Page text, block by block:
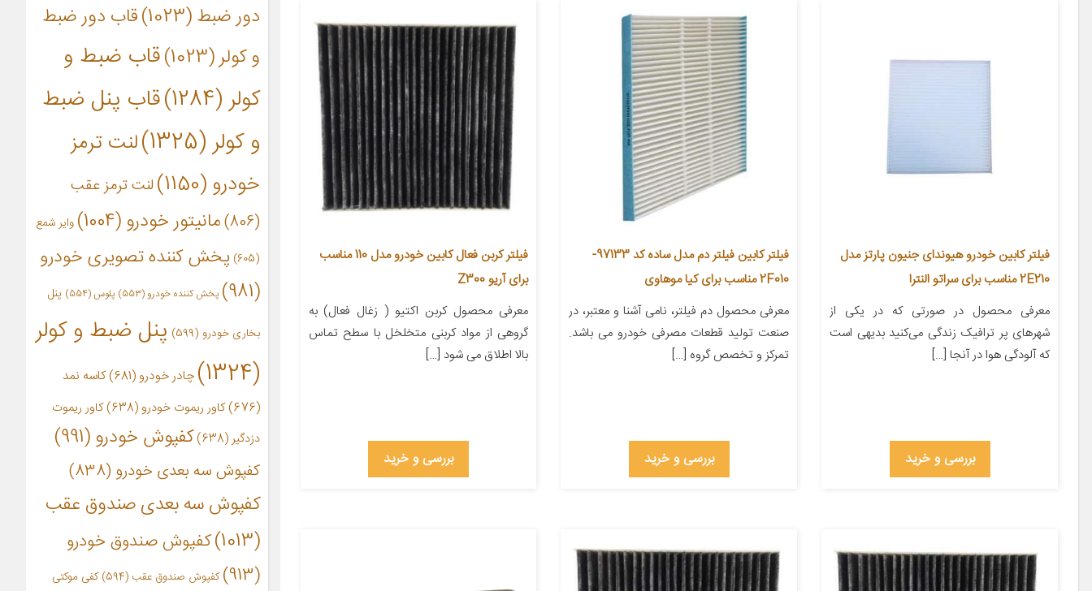
فیلتر کابین خودرو هیوندای جنیون پارتز مدل
2E210 مناسب برای سراتو النترا
معرفی محصول در صورتی که در یکی از
شهر‌های پر ترافیک زندگی می‌کنید بدیهی است
که آلودگی هوا در آنجا […]
بررسی و خرید
فیلتر کابین فیلتر دم مدل ساده کد 97133-
2F010 مناسب برای کیا موهاوی
معرفی محصول دم فیلتر، نامی آشنا و معتبر، در
صنعت تولید قطعات مصرفی خودرو می باشد.
تمرکز و تخصص گروه […]
بررسی و خرید
فیلتر کربن فعال کابین خودرو مدل 110 مناسب
برای آریو Z300
معرفی محصول کربن اکتیو ( زغال فعال) به
گروهی از مواد کربنی متخلخل با سطح تماس
بالا اطلاق می شود […]
بررسی و خرید
دور ضبط(1023)
قاب دور ضبط
و کولر(1023)
قاب ضبط و
کولر(1284)
قاب پنل ضبط
و کولر(1325)
لنت ترمز
خودرو(1150)
لنت ترمز عقب
(806)
مانیتور خودرو(1004)
وایر شمع
(605)
پخش کننده تصویری خودرو
(981)
پخش کننده خودرو(553) پلوس(554) پنل
بخاری خودرو (599)
پنل ضبط و کولر
(1324)
چادر خودرو (681)
کاسه نمد
(676)
کاور ریموت خودرو(638)
کاور ریموت
دزدگیر(638) کفپوش خودرو(991)
کفپوش سه بعدی خودرو (838)
کفپوش سه بعدی صندوق عقب
(1013)
کفپوش صندوق خودرو
(913)
کفپوش صندوق عقب (594) کفی موکتی